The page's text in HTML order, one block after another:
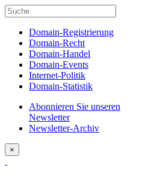
Domain-Registrierung
Domain-Recht
Domain-Handel
Domain-Events
Internet-Politik
Domain-Statistik
Abonnieren Sie unseren
Newsletter
Newsletter-Archiv
×